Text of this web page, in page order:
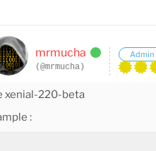
mrmucha
(@mrmucha)
Admin
xenial-220-beta
: